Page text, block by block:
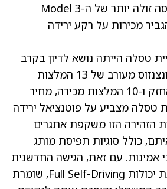
באמצעות השקת גרסה זולה יותר של ה-Model 3
מכירות על רקע ירידה
טסלה הייתה נושא לדיון בקרב
אנליסטים. למרות קונצנזוס מעורב של 13 המלצות
קנייה, 11 המלצות החזק ו-10 המלצות מכירה, מחיר
טסלה מצביע על פוטנציאל ירידה
התחזית הזהירה הזו משקפת אתגרים
כולל סוגיות תפיסת מותג
אמינות. עם זאת, הגישה החדשנית
של החברה, כמו הצגת יכולות Full Self-Driving, שומרת